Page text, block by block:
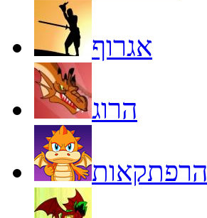
אגרוף
הרוג
הרפתקאות